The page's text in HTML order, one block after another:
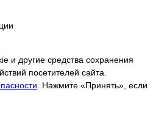
и другие средства сохранения
посетителей сайта.
. Нажмите «Принять», если